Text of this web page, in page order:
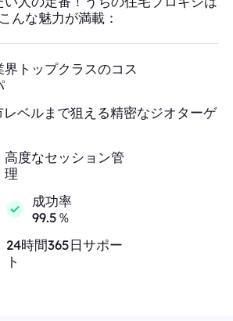
こんな魅力が満載：
界トップクラスのコス
ベルまで狙える精密なジオターゲ
高度なセッション管
理
成功率
99.5％
24時間365日サポー
ト